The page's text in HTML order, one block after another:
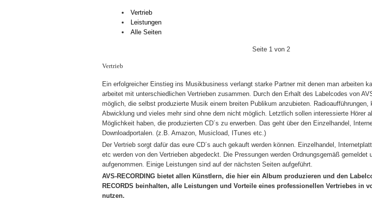
Vertrieb
Leistungen
Alle Seiten
Seite 1 von 2
Vertrieb
Ein erfolgreicher Einstieg ins Musikbusiness verlangt starke Partner mit denen man arbeiten
arbeitet mit unterschiedlichen Vertrieben zusammen. Durch den Erhalt des Labelcodes von
möglich, die selbst produzierte Musik einem breiten Publikum anzubieten. Radioaufführungen,
Abwicklung und vieles mehr sind ohne dem nicht möglich. Letztlich sollen interessierte Hörer
Möglichkeit haben, die produzierten CD´s zu erwerben. Das geht über den Einzelhandel,
Downloadportalen. (z.B. Amazon, Musicload, ITunes etc.)
Der Vertrieb sorgt dafür das eure CD´s auch gekauft werden können. Einzelhandel,
etc werden von den Vertrieben abgedeckt. Die Pressungen werden Ordnungsgemäß gemeldet
aufgenommen. Einige Leistungen sind auf der nächsten Seiten aufgeführt.
AVS-RECORDING bietet allen Künstlern, die hier ein Album produzieren und den
RECORDS beinhalten, alle Leistungen und Vorteile eines professionellen Vertriebes in
nutzen.